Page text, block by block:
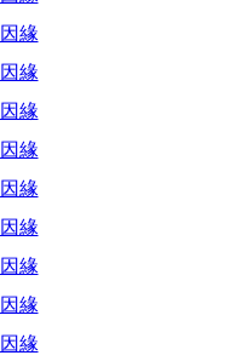
緣
緣
緣
緣
緣
緣
緣
緣
緣